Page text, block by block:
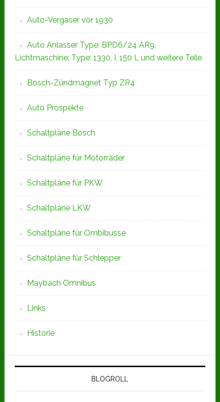
Auto-Vergaser vor 1930
Auto Anlasser Type: BPD6/24 AR9,
Lichtmaschine: Type: 1330, I, 150 L und weitere Teile
Bosch-Zündmagnet Typ ZR4
Auto Prospekte
Schaltpläne Bosch
Schaltpläne für Motorräder
Schaltpläne für PKW
Schaltpläne LKW
Schaltpläne für Ombibusse
Schaltpläne für Schlepper
Maybach Omnibus
Links
Historie
BLOGROLL